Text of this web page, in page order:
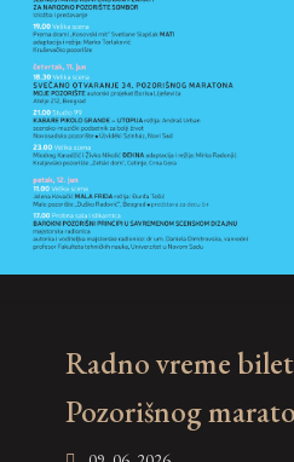
Radno vreme
Pozorišnog